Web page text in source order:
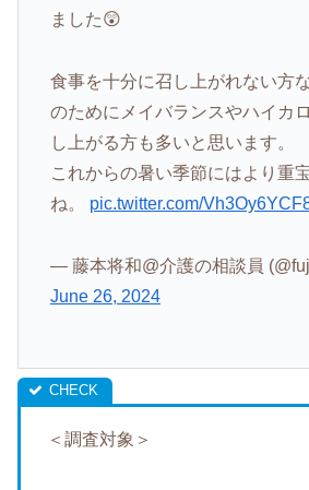
ました😲
食事を十分に召し上がれない方
のためにメイバランスやハイカ
し上がる方も多いと思います。
これからの暑い季節にはより重
ね。 pic.twitter.com/
— 藤本将和@介護の相談員
June 26, 2024
＜調査対象＞